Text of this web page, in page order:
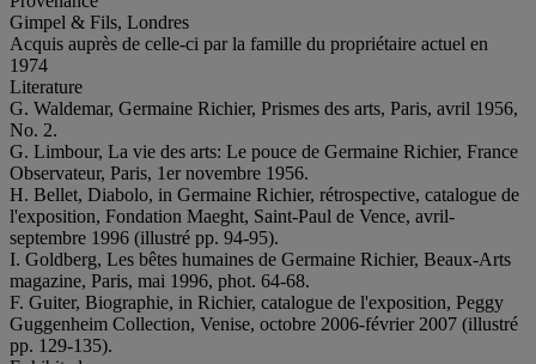
Gimpel & Fils, Londres
Acquis auprès de celle-ci par la famille du propriétaire actuel en
1974
Literature
G. Waldemar, Germaine Richier, Prismes des arts, Paris, avril 1956,
No. 2.
G. Limbour, La vie des arts: Le pouce de Germaine Richier, France
Observateur, Paris, 1er novembre 1956.
H. Bellet, Diabolo, in Germaine Richier, rétrospective, catalogue de
l'exposition, Fondation Maeght, Saint-Paul de Vence, avril-
septembre 1996 (illustré pp. 94-95).
I. Goldberg, Les bêtes humaines de Germaine Richier, Beaux-Arts
magazine, Paris, mai 1996, phot. 64-68.
F. Guiter, Biographie, in Richier, catalogue de l'exposition, Peggy
Guggenheim Collection, Venise, octobre 2006-février 2007 (illustré
pp. 129-135).